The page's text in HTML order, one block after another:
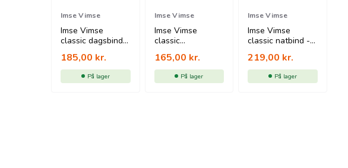
Imse Vimse
Imse Vimse
classic dagsbind -
185,00 kr.
På lager
Imse Vimse
Imse Vimse
classic
sort - 3 pk
165,00 kr.
På lager
Imse Vimse
Imse Vimse
classic natbind -
219,00 kr.
På lager